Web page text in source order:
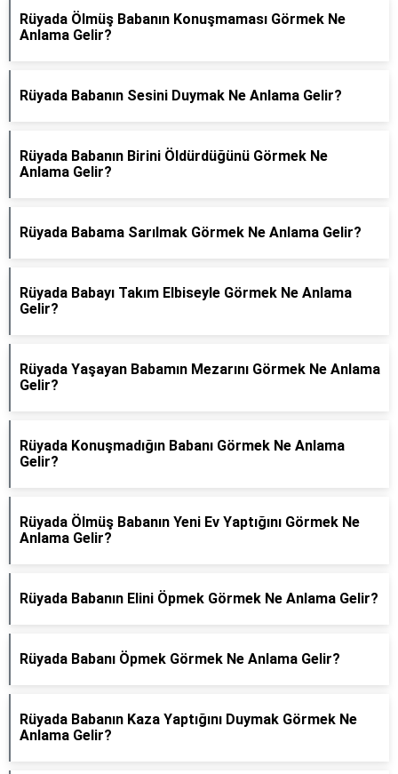
Rüyada Ölmüş Babanın Konuşmaması Görmek Ne
Anlama Gelir?
Rüyada Babanın Sesini Duymak Ne Anlama Gelir?
Rüyada Babanın Birini Öldürdüğünü Görmek Ne
Anlama Gelir?
Rüyada Babama Sarılmak Görmek Ne Anlama Gelir?
Rüyada Babayı Takım Elbiseyle Görmek Ne Anlama
Gelir?
Rüyada Yaşayan Babamın Mezarını Görmek Ne Anlama
Gelir?
Rüyada Konuşmadığın Babanı Görmek Ne Anlama
Gelir?
Rüyada Ölmüş Babanın Yeni Ev Yaptığını Görmek Ne
Anlama Gelir?
Rüyada Babanın Elini Öpmek Görmek Ne Anlama Gelir?
Rüyada Babanı Öpmek Görmek Ne Anlama Gelir?
Rüyada Babanın Kaza Yaptığını Duymak Görmek Ne
Anlama Gelir?